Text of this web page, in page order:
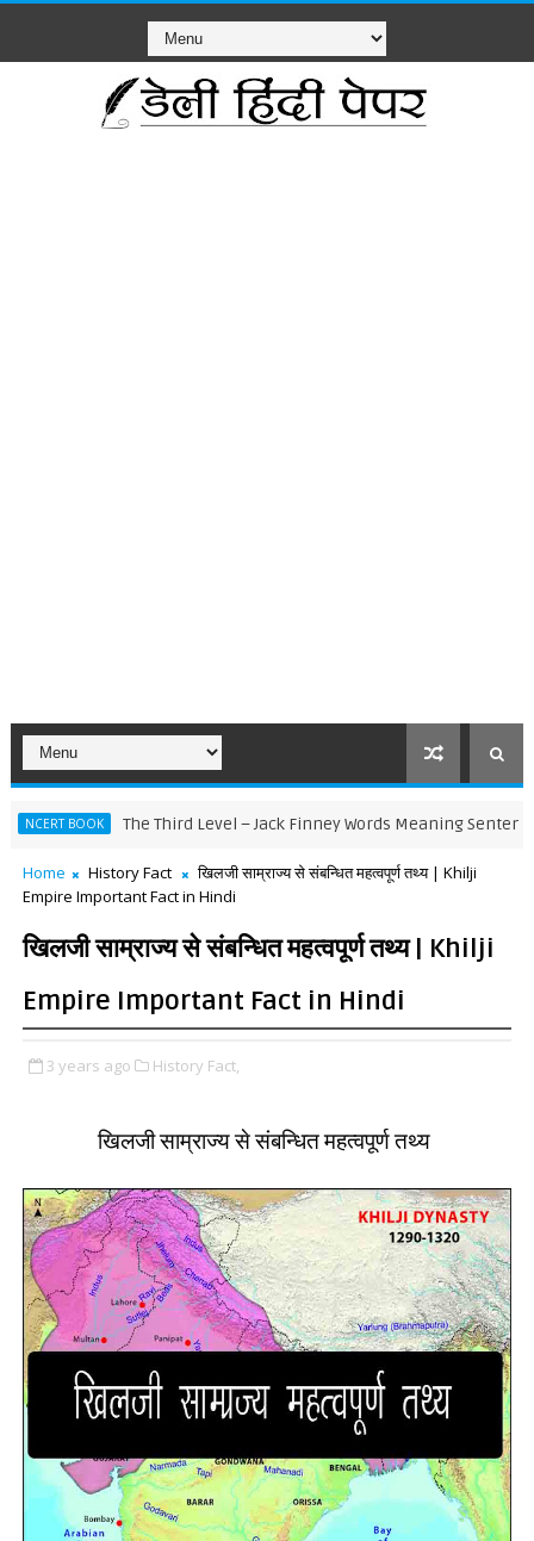
The Third Level – Jack Finney Words Meaning Sentence-wise
Home History Fact
खिलजी साम्राज्य से संबन्धित महत्वपूर्ण तथ्य | Khilji
Empire Important Fact in Hindi
खिलजी साम्राज्य से संबन्धित महत्वपूर्ण तथ्य | Khilji
Empire Important Fact in Hindi
3 years ago History Fact,
खिलजी साम्राज्य से संबन्धित महत्वपूर्ण तथ्य